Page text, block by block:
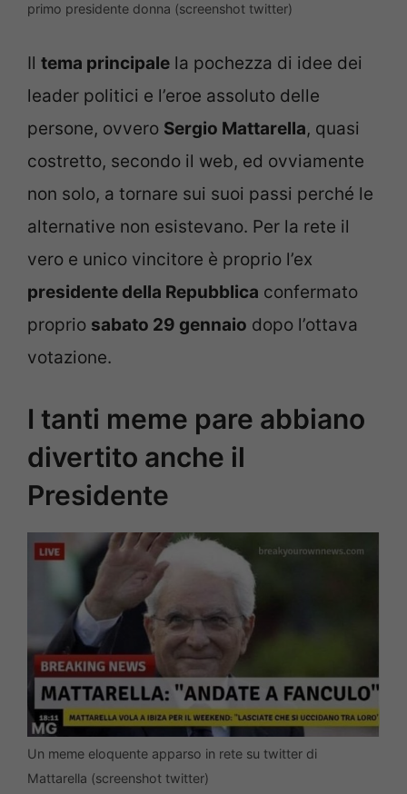
primo presidente donna (screenshot twitter)
Il tema principale la pochezza di idee dei
leader politici e l’eroe assoluto delle
persone, ovvero Sergio Mattarella, quasi
costretto, secondo il web, ed ovviamente
non solo, a tornare sui suoi passi perché le
alternative non esistevano. Per la rete il
vero e unico vincitore è proprio l’ex
presidente della Repubblica confermato
proprio sabato 29 gennaio dopo l’ottava
votazione.
I tanti meme pare abbiano
divertito anche il
Presidente
Un meme eloquente apparso in rete su twitter di
Mattarella (screenshot twitter)